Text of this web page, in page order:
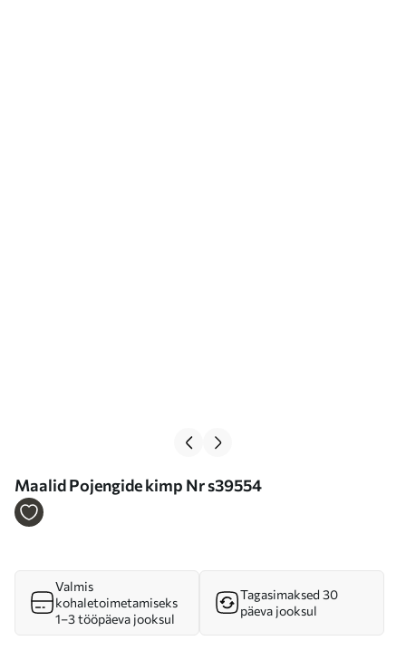
Maalid Pojengide kimp Nr s39554
Valmis
kohaletoimetamiseks
1–3 tööpäeva jooksul
Tagasimaksed 30
päeva jooksul